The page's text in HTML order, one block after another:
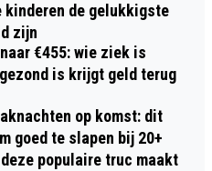
kinderen de gelukkigste
zijn
€455: wie ziek is
is krijgt geld terug
op komst: dit
goed te slapen bij 20+
populaire truc maakt